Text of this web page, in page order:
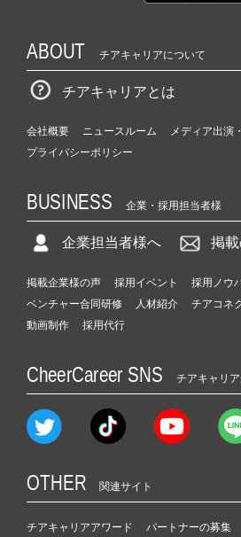
ABOUT チアキャリアについて
チアキャリアとは
会社概要 ニュースルーム
メディア出演
プライバシーポリシー
BUSINESS 企業・採用担当者様
企業担当者様へ 掲
掲載企業様の声 採用イベント 採用ノウ
ベンチャー合同研修
人材紹介 チアコネ
動画制作
採用代行
CheerCareer SNS チアキャリ
OTHER 関連サイト
チアキャリアアワード パートナーの募集